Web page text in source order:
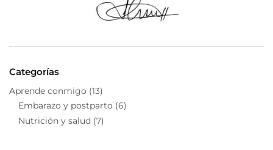
Categorías
Aprende conmigo (13)
Embarazo y postparto (6)
Nutrición y salud (7)